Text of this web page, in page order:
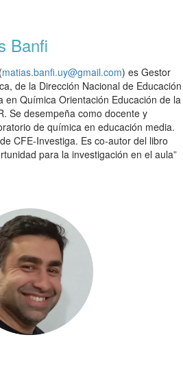
Banfi
matias.banfi.uy@gmail.com) es Gestor
de la Dirección Nacional de Educación
en Química Orientación Educación de la
Se desempeña como docente y
de química en educación media.
CFE-Investiga. Es co-autor del libro
para la investigación en el aula”